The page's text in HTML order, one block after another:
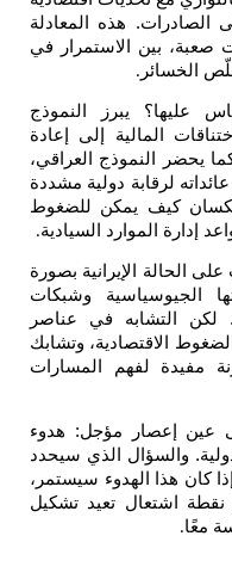
الصادرات. هذه المعادلة
صعبة، بين الاستمرار في
الخسائر .
عليها؟ يبرز النموذج
المالية إلى إعادة
يحضر النموذج العراقي،
لرقابة دولية مشددة
كيف يمكن للضغوط
إدارة الموارد السيادية.
الحالة الإيرانية بصورة
الجيوسياسية وشبكات
لكن التشابه في عناصر
الاقتصادية، وتشابك
مفيدة لفهم المسارات
عين إعصار مؤجل: هدوء
والسؤال الذي سيحدد
كان هذا الهدوء سيستمر،
اشتعال تعيد تشكيل
معًا.